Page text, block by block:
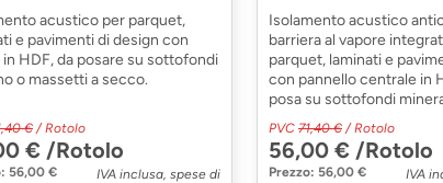
acustico per parquet,
e pavimenti di design con
in HDF, da posare su sottofondi
o massetti a secco.
€ / Rotolo
€ /Rotolo
56,00 €
IVA inclusa, spese di
Isolamento acustico
barriera al vapore
parquet, laminati e
con pannello centrale in
posa su sottofondi
PVC 71,40 € / Rotolo
56,00 € /Rotolo
Prezzo: 56,00 €
IVA